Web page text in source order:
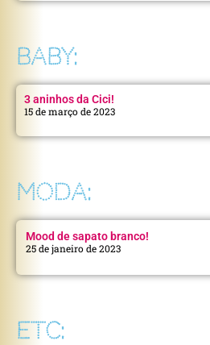
BABY:
3 aninhos da Cici!
15 de março de 2023
MODA:
Mood de sapato branco!
25 de janeiro de 2023
ETC: